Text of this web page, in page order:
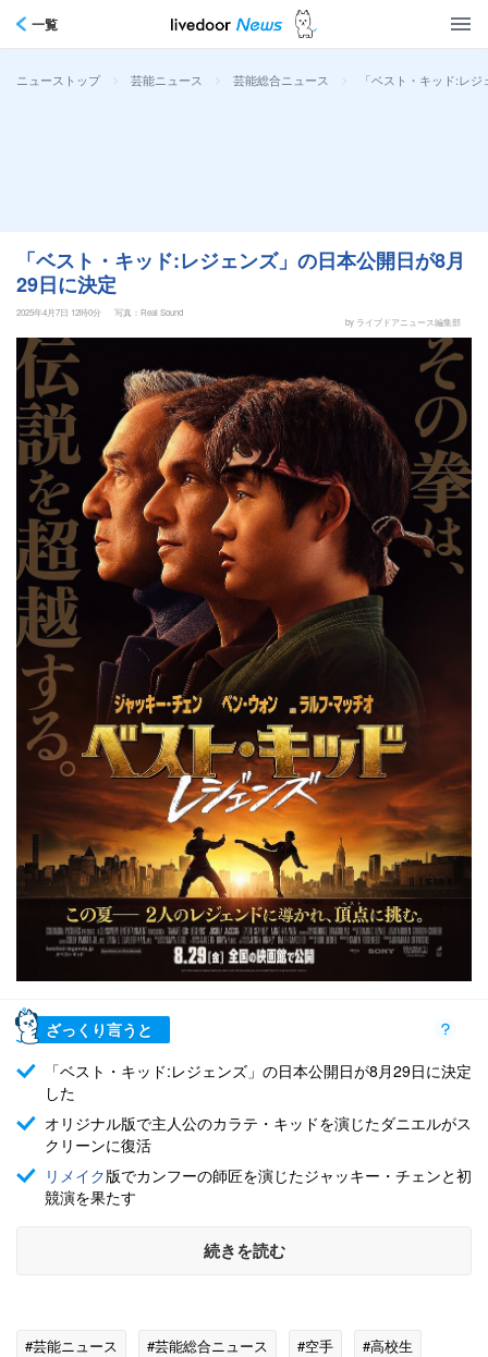
一覧
ニューストップ > 芸能ニュース > 芸能総合ニュース > 「ベスト・キッド:レ
「ベスト・キッド:レジェンズ」の日本公開日が8月
29日に決定
2025年4月7日 12時0分
写真：Real Sound
by ライブドアニュース編集部
ざっくり言うと
「ベスト・キッド:レジェンズ」の日本公開日が8月29日に決定
した
オリジナル版で主人公のカラテ・キッドを演じたダニエルがス
クリーンに復活
リメイク版でカンフーの師匠を演じたジャッキー・チェンと初
競演を果たす
続きを読む
#芸能ニュース #芸能総合ニュース #空手
#高校生